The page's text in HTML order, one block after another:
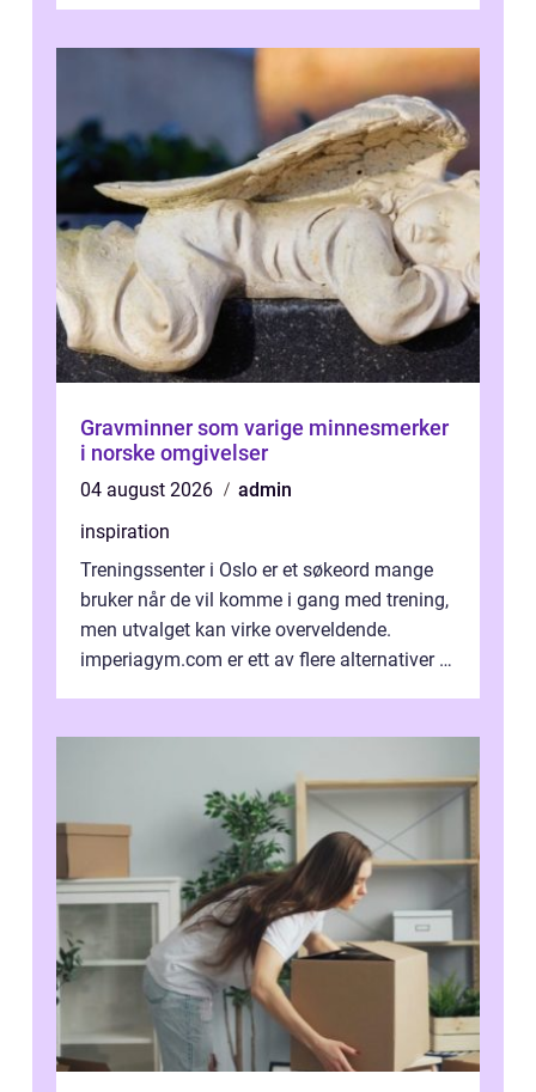
Gravminner som varige minnesmerker
i norske omgivelser
04 august 2026
admin
inspiration
Treningssenter i Oslo er et søkeord mange
bruker når de vil komme i gang med trening,
men utvalget kan virke overveldende.
imperiagym.com er ett av flere alternativer i